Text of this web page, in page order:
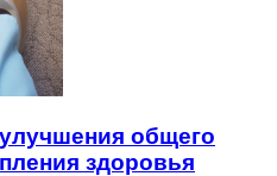
общего
здоровья